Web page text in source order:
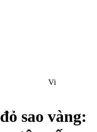
Vi
sao vàng: